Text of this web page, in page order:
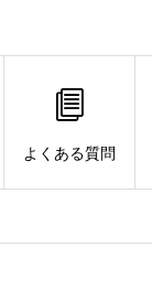
よくある質問